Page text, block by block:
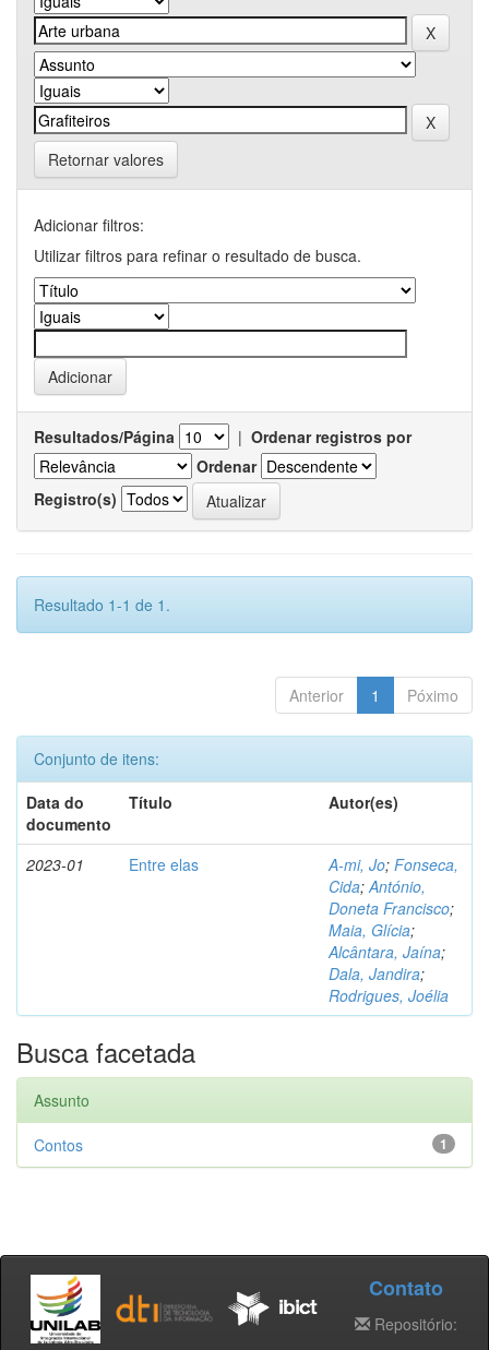
Retornar valores
Adicionar filtros:
Utilizar filtros para refinar o resultado de busca.
Resultados/Página | Ordenar registros por
Ordenar
Registro(s)
Resultado 1-1 de 1.
Anterior 1 Póximo
Conjunto de itens:
Data do
documento
Título Autor(es)
2023-01 Entre elas A-mi, Jo; Fonseca,
Cida;António,
Doneta Francisco;
Maia, Glícia;
Alcântara, Jaína;
Dala, Jandira;
Rodrigues, Joélia
Busca facetada
Assunto
1
Contos
Contato
Repositório: